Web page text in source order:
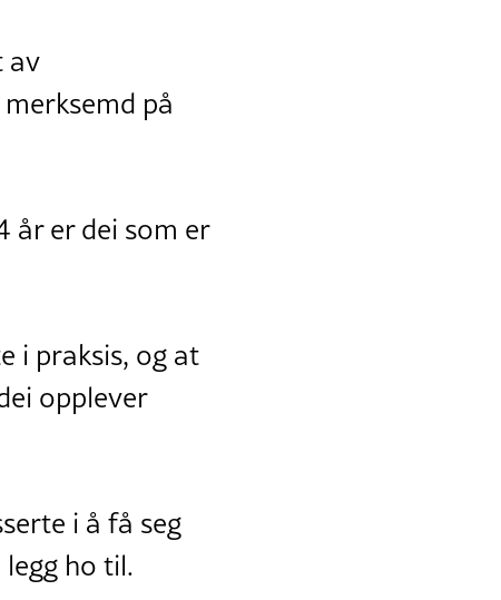
av
på
år er dei som er
i praksis, og at
opplever
i å få seg
ho til.